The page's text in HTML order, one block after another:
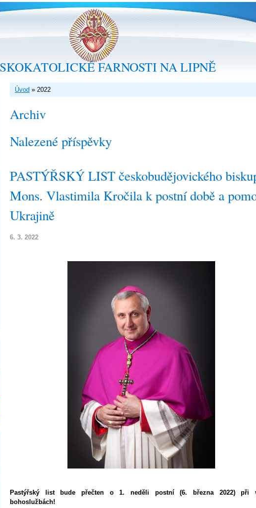
FARNOSTI NA LIPNĚ
Úvod » 2022
Archiv
Nalezené příspěvky
PASTÝŘSKÝ LIST českobudějovického
Mons. Vlastimila Kročila k postní době a
Ukrajině
6. 3. 2022
Pastýřský list bude přečten o 1. neděli postní (6. března 2022) při
bohoslužbách!